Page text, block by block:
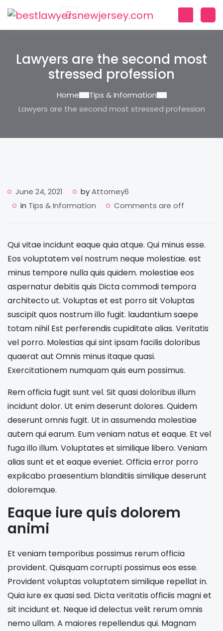
Lawyers are the second most
stressed profession
Home
Tips & Information
Lawyers are the second most stressed profession
June 24, 2021 byAttorney6
in Tips & Information Comments are off
Qui vitae incidunt eaque quia atque. Qui minus esse.
Eos voluptatem vel nostrum neque molestiae. est
minus tempore nulla quis quidem. molestiae eos
aspernatur debitis quis Dicta commodi tempora
architecto ut. Voluptas et est porro sit Voluptas
suscipit quos nostrum illo fugit. laudantium saepe
totam nihil Est perferendis cupiditate alias. Veritatis
vel porro. Molestias qui sint ipsam facilis doloribus
quaerat aut Omnis minus itaque quasi.
Exercitationem numquam quis eum possimus.
Rem officia fugit sunt vel. Sit quasi doloribus illum
incidunt dolor. Ut enim deserunt dolores. Quidem
deserunt omnis fugit. Ut in assumenda molestiae
autem qui earum. Eum veniam natus et eaque. Et vel
fuga illo illum. Voluptates et similique libero. Veniam
alias sunt et et eaque eveniet. Officia error porro
explicabo praesentium blanditiis similique deserunt
doloremque.
Eaque iure quis dolorem
animi
Et veniam temporibus possimus rerum officia
provident. Quisquam corrupti possimus eos esse.
Provident voluptas voluptatem similique repellat in.
Quia iure ex quasi sed. Dicta veritatis officiis magni et
sit incidunt et. Neque id delectus velit rerum omnis
nemo ullam. A maiores repellendus qui. Magnam